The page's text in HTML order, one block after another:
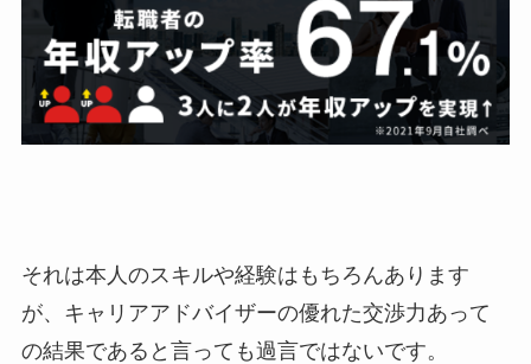
それは本人のスキルや経験はもちろんあります
が、 キャリアアドバイザーの優れた交渉力あって
の結果である と言っても過言ではないです。